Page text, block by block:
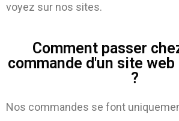
voyez sur nos sites.
Comment passer
commande d'un site
?
Nos commandes se font